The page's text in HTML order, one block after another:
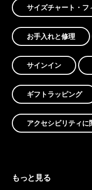
サイズチャート・フ
お手入れと修理
サインイン
ギフトラッピング
アクセシビリティに
もっと見る